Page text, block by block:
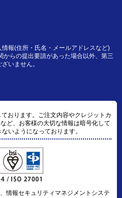
報(住所・氏名・メールアドレスなど)
からの提出要請があった場合以外、第三
いません。
おります。ご注文内容やクレジットカ
ど、お客様の大切な情報は暗号化して
いようになっております。
情報セキュリティマネジメントシステ